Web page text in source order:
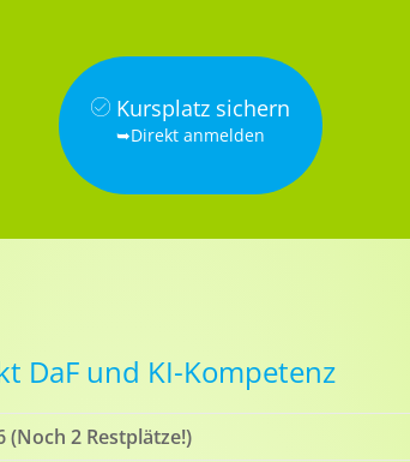
Kursplatz sichern
➥Direkt anmelden
DaF und KI-Kompetenz
(Noch 2 Restplätze!)